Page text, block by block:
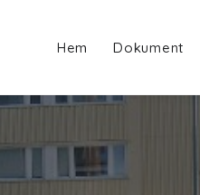
Hem Dokument